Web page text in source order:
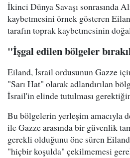
İkinci Dünya Savaşı sonrasında
kaybetmesini örnek gösteren
tarafın toprak kaybetmesinin
"İşgal edilen bölgeler
Eiland, İsrail ordusunun Gazze
"Sarı Hat" olarak adlandırılan
İsrail'in elinde tutulması
Bu bölgelerin yerleşim amacıyla
ile Gazze arasında bir güvenlik
gerekli olduğunu öne süren
"hiçbir koşulda" çekilmemesi